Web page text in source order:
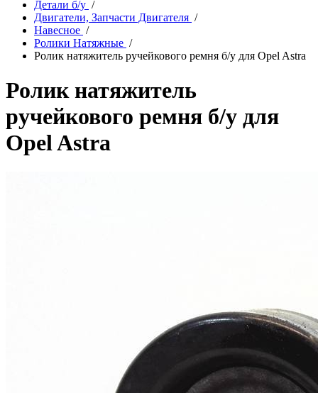
Детали б/у /
Двигатели, Запчасти Двигателя /
Навесное /
Ролики Натяжные /
Ролик натяжитель ручейкового ремня б/у для Opel Astra
Ролик натяжитель
ручейкового ремня б/у для
Opel Astra